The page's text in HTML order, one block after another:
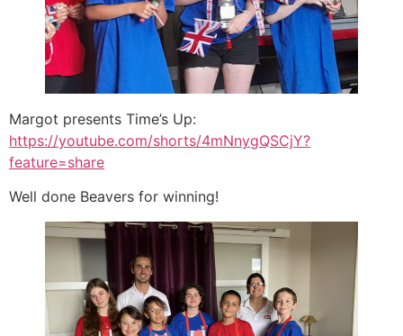
Margot presents Time’s Up:
https://youtube.com/shorts/4mNnygQSCjY?
feature=share
Well done Beavers for winning!